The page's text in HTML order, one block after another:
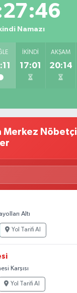
İkindi Namazı
İKINDI
17:01
AKŞAM
20:14
Merkez Nöbetçi
Altı
Yol Tarifi Al
Karşısı
Yol Tarifi Al